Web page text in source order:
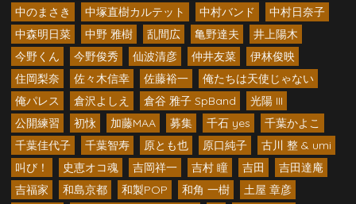
中のまさき
中塚直樹カルテット 中村バンド
中村日奈子
中森明日菜
中野 雅樹 乱間広 亀野達夫
井上陽木
今野くん
今野俊秀 仙波清彦 仲井友菜
伊林俊映
住岡梨奈
佐々木信幸 佐藤裕一
俺たちは天使じゃない
俺パレス
倉沢よしえ 倉谷 雅子 SpBand
光陽 III
公開練習
初怺 加藤MAA 募集 千石 yes
千葉かよこ
千葉佳代子
千葉智寿 原とも也 原口純子
古川 整 & umi
叫び！
史恵オコ魂 吉岡祥一 吉村 瞳 吉田
吉田達庵
吉福家
和島京都 和製POP 和角 一樹
土屋 章彦